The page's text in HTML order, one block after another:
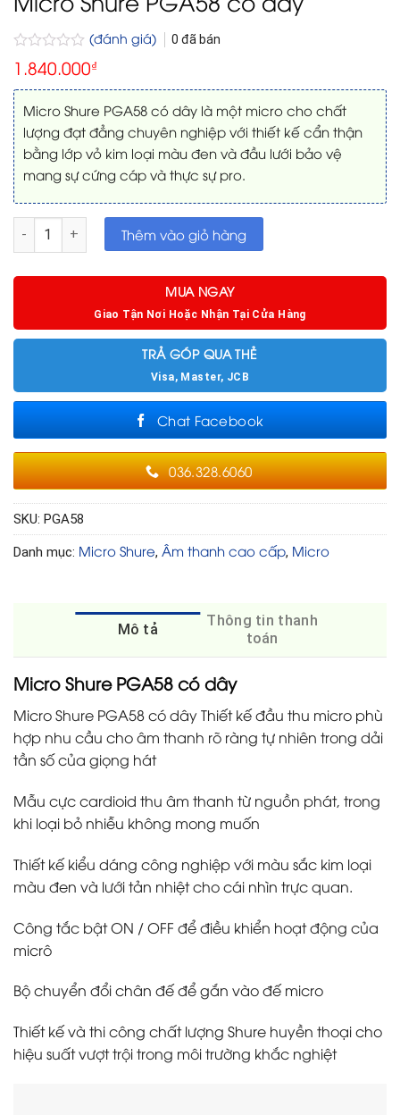
Được
xếp
hạng
0
5
sao
(đánh giá) 0 đã bán
1.840.000₫
Micro Shure PGA58 có dây là một micro cho chất
lượng đạt đẳng chuyên nghiệp với thiết kế cẩn thận
bằng lớp vỏ kim loại màu đen và đầu lưới bảo vệ
mang sự cứng cáp và thực sự pro.
Micro Shure PGA58 có dây số lượng
Thêm vào giỏ hàng
MUA NGAY
Giao Tận Nơi Hoặc Nhận Tại Cửa Hàng
TRẢ GÓP QUA THẺ
Visa, Master, JCB
Chat Facebook
036.328.6060
SKU: PGA58
Danh mục: Micro Shure, Âm thanh cao cấp, Micro
Mô tả
Thông tin thanh
toán
Micro Shure PGA58 có dây
Micro Shure PGA58 có dây Thiết kế đầu thu micro phù
hợp nhu cầu cho âm thanh rõ ràng tự nhiên trong dải
tần số của giọng hát
Mẫu cực cardioid thu âm thanh từ nguồn phát, trong
khi loại bỏ nhiễu không mong muốn
Thiết kế kiểu dáng công nghiệp với màu sắc kim loại
màu đen và lưới tản nhiệt cho cái nhìn trực quan.
Công tắc bật ON / OFF để điều khiển hoạt động của
micrô
Bộ chuyển đổi chân đế để gắn vào đế micro
Thiết kế và thi công chất lượng Shure huyền thoại cho
hiệu suất vượt trội trong môi trường khắc nghiệt